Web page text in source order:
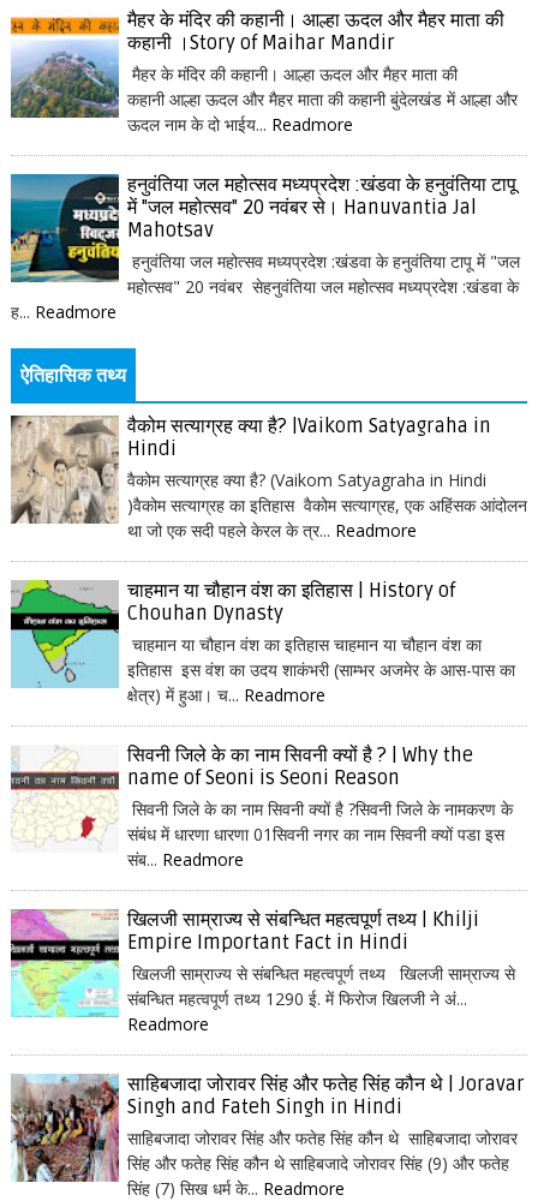
मैहर के मंदिर की कहानी। आल्हा ऊदल और मैहर माता की
कहानी ।Story of Maihar Mandir
मैहर के मंदिर की कहानी। आल्हा ऊदल और मैहर माता की
कहानी आल्हा ऊदल और मैहर माता की कहानी बुंदेलखंड में आल्हा और
ऊदल नाम के दो भाईय... Readmore
हनुवंतिया जल महोत्सव मध्यप्रदेश :खंडवा के हनुवंतिया टापू
में "जल महोत्सव" 20 नवंबर से। Hanuvantia Jal
Mahotsav
हनुवंतिया जल महोत्सव मध्यप्रदेश :खंडवा के हनुवंतिया टापू में "जल
महोत्सव" 20 नवंबर सेहनुवंतिया जल महोत्सव मध्यप्रदेश :खंडवा के
ह... Readmore
ऐतिहासिक तथ्य
वैकोम सत्याग्रह क्या है? |Vaikom Satyagraha in
Hindi
वैकोम सत्याग्रह क्या है? (Vaikom Satyagraha in Hindi
)वैकोम सत्याग्रह का इतिहास वैकोम सत्याग्रह, एक अहिंसक आंदोलन
था जो एक सदी पहले केरल के त्र... Readmore
चाहमान या चौहान वंश का इतिहास | History of
Chouhan Dynasty
चाहमान या चौहान वंश का इतिहास चाहमान या चौहान वंश का
इतिहास इस वंश का उदय शाकंभरी (साम्भर अजमेर के आस-पास का
क्षेत्र) में हुआ। च... Readmore
सिवनी जिले के का नाम सिवनी क्यों है ? | Why the
name of Seoni is Seoni Reason
सिवनी जिले के का नाम सिवनी क्यों है ?सिवनी जिले के नामकरण के
संबंध में धारणा धारणा 01सिवनी नगर का नाम सिवनी क्यों पडा इस
संब... Readmore
खिलजी साम्राज्य से संबन्धित महत्वपूर्ण तथ्य | Khilji
Empire Important Fact in Hindi
खिलजी साम्राज्य से संबन्धित महत्वपूर्ण तथ्य खिलजी साम्राज्य से
संबन्धित महत्वपूर्ण तथ्य 1290 ई. में फिरोज खिलजी ने अं...
Readmore
साहिबजादा जोरावर सिंह और फतेह सिंह कौन थे | Joravar
Singh and Fateh Singh in Hindi
साहिबजादा जोरावर सिंह और फतेह सिंह कौन थे साहिबजादा जोरावर
सिंह और फतेह सिंह कौन थे साहिबजादे जोरावर सिंह (9) और फतेह
सिंह (7) सिख धर्म के... Readmore